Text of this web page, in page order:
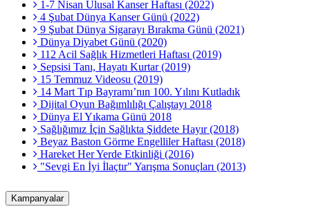
1-7 Nisan Ulusal Kanser Haftası (2022)
4 Şubat Dünya Kanser Günü (2022)
9 Şubat Dünya Sigarayı Bırakma Günü (2021)
Dünya Diyabet Günü (2020)
112 Acil Sağlık Hizmetleri Haftası (2019)
Sepsisi Tanı, Hayatı Kurtar (2019)
15 Temmuz Videosu (2019)
14 Mart Tıp Bayramı’nın 100. Yılını Kutladık
Dijital Oyun Bağımlılığı Çalıştayı 2018
Dünya El Yıkama Günü 2018
Sağlığımız İçin Sağlıkta Şiddete Hayır (2018)
Beyaz Baston Görme Engelliler Haftası (2018)
Hareket Her Yerde Etkinliği (2016)
"Sevgi En İyi İlaçtır" Yarışma Sonuçları (2013)
Kampanyalar